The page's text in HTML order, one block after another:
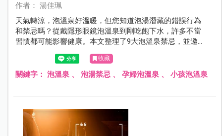
作者： 湯佳珮
天氣轉涼，泡溫泉好溫暖，但您知道泡湯潛藏的錯誤行為
和禁忌嗎？從戴隱形眼鏡泡溫泉到剛吃飽下水，許多不當
習慣都可能影響健康。本文整理了9大泡溫泉禁忌，並邀請
專家詳細說明孕婦、小孩等特殊族群的注意事項，讓大家
安心享受溫泉之樂。
收藏
關鍵字： 泡溫泉、 泡湯禁忌、 孕婦泡溫泉、 小孩泡溫泉